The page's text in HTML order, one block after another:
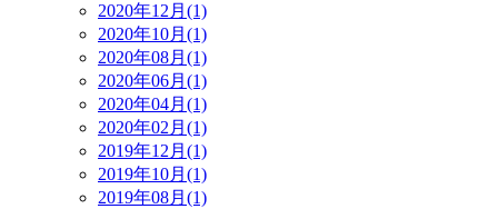
2020年12月(1)
2020年10月(1)
2020年08月(1)
2020年06月(1)
2020年04月(1)
2020年02月(1)
2019年12月(1)
2019年10月(1)
2019年08月(1)